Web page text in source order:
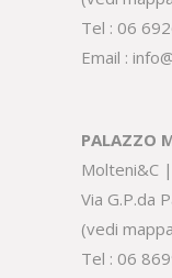
Tel : 06
Email :
PALAZZO
Molteni&C
Via G.P.da
(vedi mappa
Tel : 06